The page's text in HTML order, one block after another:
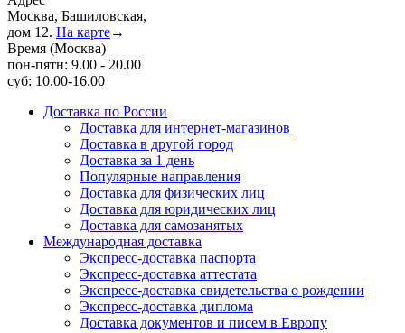
Москва, Башиловская,
дом 12. На карте→
Время (Москва)
пон-пятн: 9.00 - 20.00
суб: 10.00-16.00
Доставка по России
Доставка для интернет-магазинов
Доставка в другой город
Доставка за 1 день
Популярные направления
Доставка для физических лиц
Доставка для юридических лиц
Доставка для самозанятых
Международная доставка
Экспресс-доставка паспорта
Экспресс-доставка аттестата
Экспресс-доставка свидетельства о рождении
Экспресс-доставка диплома
Доставка документов и писем в Европу